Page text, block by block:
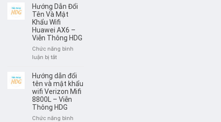
PHÁT
HUAWEI
W06
–
VIỄN
THÔNG
HDG
dẫn
sử
dụng
Mercusys
MB112
HDG
Hướng Dẫn Đổi
Tên Và Mật
Khẩu Wifi
Huawei AX6 –
Viễn Thông HDG
Chức năng bình
luận bị tắtở
Dẫn
Đổi
Tên
Và
Mật
Khẩu
Hướng dẫn đổi
tên và mật khẩu
wifi Verizon Mifi
8800L – Viễn
Thông HDG
Chức năng bình